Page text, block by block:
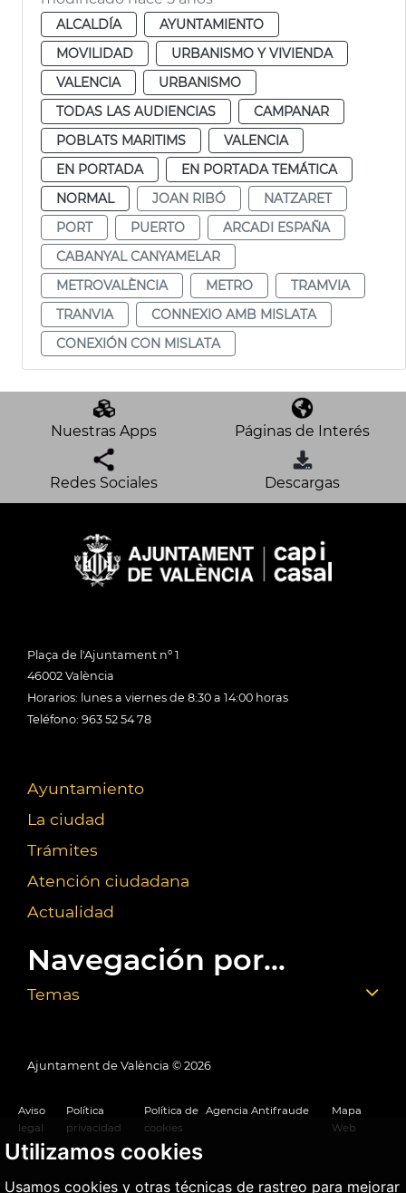
Utilizamos cookies
Usamos cookies y otras técnicas de rastreo para mejorar
ALCALDÍA
AYUNTAMIENTO
MOVILIDAD
URBANISMO Y VIVIENDA
VALENCIA
URBANISMO
TODAS LAS AUDIENCIAS
CAMPANAR
POBLATS MARITIMS
VALENCIA
EN PORTADA
EN PORTADA TEMÁTICA
NORMAL
JOAN RIBÓ
NATZARET
PORT
PUERTO
ARCADI ESPAÑA
CABANYAL CANYAMELAR
METROVALÈNCIA
METRO
TRAMVIA
TRANVIA
CONNEXIO AMB MISLATA
CONEXIÓN CON MISLATA
Nuestras Apps Páginas de Interés
Redes Sociales Descargas
Plaça de l'Ajuntament nº 1
46002 València
Horarios: lunes a viernes de 8:30 a 14:00 horas
Teléfono: 963 52 54 78
Ayuntamiento
La ciudad
Trámites
Atención ciudadana
Actualidad
Navegación por...
Temas
Ajuntament de València © 2026
Aviso
legal
Política
privacidad
Política de
cookies
Agencia Antifraude
Mapa
Web